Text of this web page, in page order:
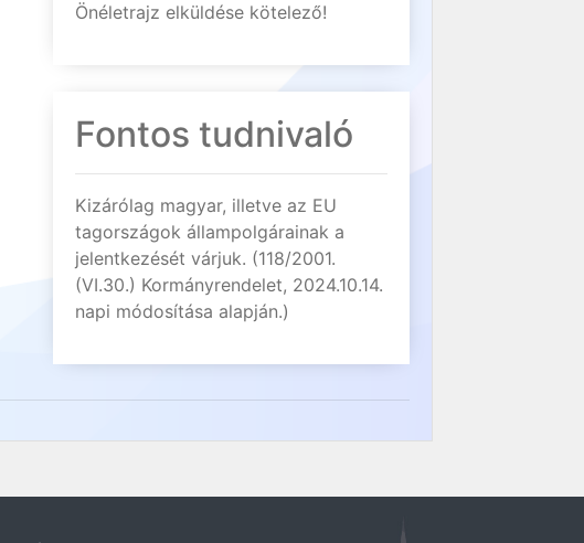
Önéletrajz elküldése kötelező!
Fontos tudnivaló
Kizárólag magyar, illetve az EU
tagországok állampolgárainak a
jelentkezését várjuk. (118/2001.
(VI.30.) Kormányrendelet, 2024.10.14.
napi módosítása alapján.)